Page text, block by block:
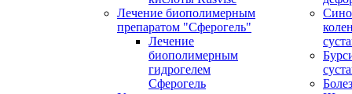
Лечение биополимерным
препаратом "Сферогель"
Лечение
биополимерным
гидрогелем
Сферогель